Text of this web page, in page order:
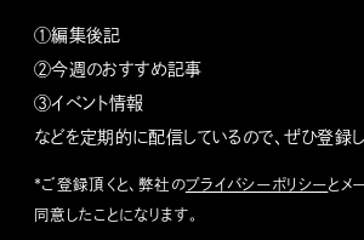
①編集後記
②今週のおすすめ記事
③イベント情報
などを定期的に配信しているので、ぜひ登録し
*ご登録頂くと、弊社のプライバシーポリシーとメ
同意したことになります。